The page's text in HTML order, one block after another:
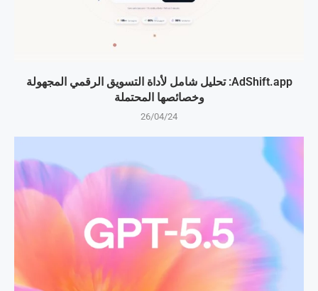
AdShift.app: تحليل شامل لأداة التسويق الرقمي المجهولة
وخصائصها المحتملة
26/04/24